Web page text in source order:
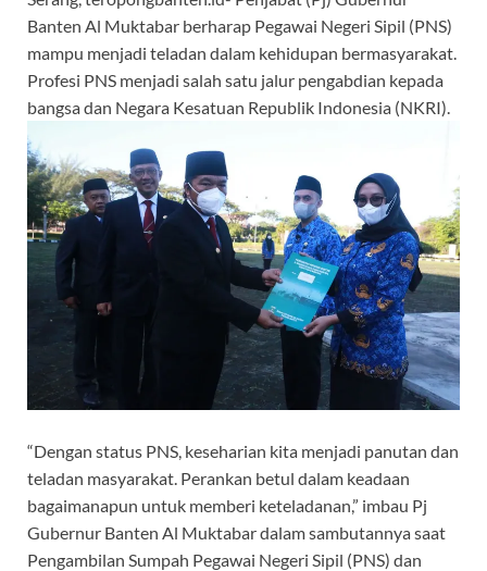
Banten Al Muktabar berharap Pegawai Negeri Sipil (PNS)
mampu menjadi teladan dalam kehidupan bermasyarakat.
Profesi PNS menjadi salah satu jalur pengabdian kepada
bangsa dan Negara Kesatuan Republik Indonesia (NKRI).
“Dengan status PNS, keseharian kita menjadi panutan dan
teladan masyarakat. Perankan betul dalam keadaan
bagaimanapun untuk memberi keteladanan,” imbau Pj
Gubernur Banten Al Muktabar dalam sambutannya saat
Pengambilan Sumpah Pegawai Negeri Sipil (PNS) dan